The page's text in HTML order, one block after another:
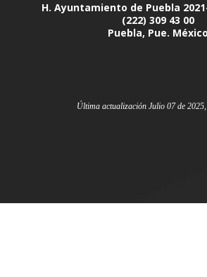
H. Ayuntamiento de Puebla
(222) 309 43 00
Puebla, Pue. México
Última actualización Julio 07 de